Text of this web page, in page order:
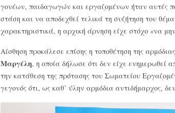
γονέων, παιδαγωγών και εργαζομένων ήταν αυτές
στάση και να αποδεχθεί τελικά τη συζήτηση του
χαρακτηριστικά, η αρχική άρνηση είχε στόχο «να
Αίσθηση προκάλεσε επίσης η τοποθέτηση της
Μαργέλη, η οποία δήλωσε ότι δεν είχε ενημερωθεί
την κατάθεση της πρότασης του Σωματείου
γεγονός ότι, ως καθ’ ύλην αρμόδια αντιδήμαρχος,